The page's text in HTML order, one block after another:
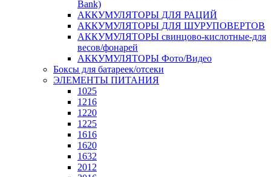
Bank)
АККУМУЛЯТОРЫ ДЛЯ РАЦИЙ
АККУМУЛЯТОРЫ ДЛЯ ШУРУПОВЕРТОВ
АККУМУЛЯТОРЫ свинцово-кислотные-для
весов/фонарей
АККУМУЛЯТОРЫ Фото/Видео
Боксы для батареек/отсеки
ЭЛЕМЕНТЫ ПИТАНИЯ
1025
1216
1220
1225
1616
1620
1632
2012